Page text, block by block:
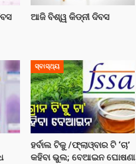
ଆଜି ବିଶ୍ୱ କିଡ୍‌ନୀ ଦିବସ
ସ୍ବାସ୍ଥ୍ୟ
ହର୍ବାଲ ଟିକୁ /ଫ୍ଲାଓ୍ବାର ଟି ‘ଚା’
କହିବା ଭୁଲ; ବେଆଇନ ଘୋଷଣା